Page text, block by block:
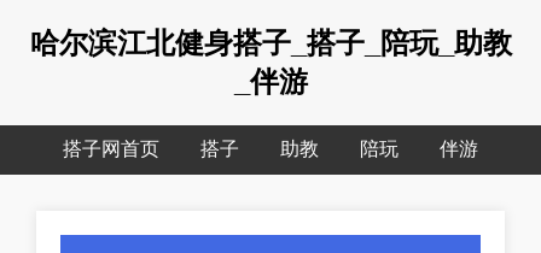
哈尔滨江北健身搭子_搭子_陪玩_助教
_伴游
搭子网首页 搭子 助教 陪玩 伴游